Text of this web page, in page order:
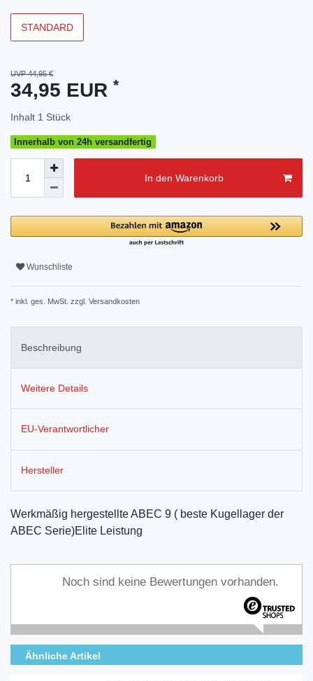
STANDARD
UVP 44,95 €
34,95 EUR *
Inhalt 1 Stück
Innerhalb von 24h versandfertig
In den Warenkorb
Wunschliste
* inkl. ges. MwSt. zzgl. Versandkosten
Beschreibung
Weitere Details
EU-Verantwortlicher
Hersteller
Werkmäßig hergestellte ABEC 9 ( beste Kugellager der
ABEC Serie)Elite Leistung
Noch sind keine Bewertungen vorhanden.
Ähnliche Artikel